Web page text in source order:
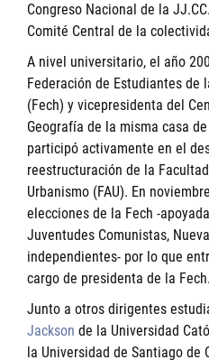
Congreso Nacional de la
Comité Central de la
A nivel universitario, el año
Federación de Estudiantes de
(Fech) y vicepresidenta del
Geografía de la misma casa
participó activamente en el
reestructuración de la
Urbanismo (FAU). En
elecciones de la Fech -
Juventudes Comunistas,
independientes- por lo que
cargo de presidenta de la Fech.
Junto a otros dirigentes
Jackson de la Universidad
la Universidad de Santiago